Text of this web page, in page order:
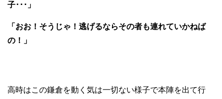
子･･･」
「おお！そうじゃ！逃げるならその者も連れていかねば
の！」
高時はこの鎌倉を動く気は一切ない様子で本陣を出て行